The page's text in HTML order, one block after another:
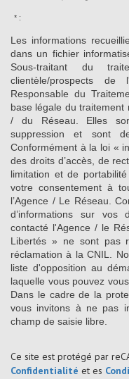
* :
Les informations
dans un fichier
Sous-traitant du
clientèle/prospects
Responsable du
base légale du traitement
/ du Réseau. Elles
suppression et sont
Conformément à la loi «
des droits d’accès, de
limitation et de
votre consentement à
l’Agence / Le Réseau.
d’informations sur vos
contacté l'Agence / le
Libertés » ne sont pas
réclamation à la CNIL.
liste d'opposition au
laquelle vous pouvez
Dans le cadre de la
vous invitons à ne pas
champ de saisie libre.
Ce site est protégé par
Confidentialité et es